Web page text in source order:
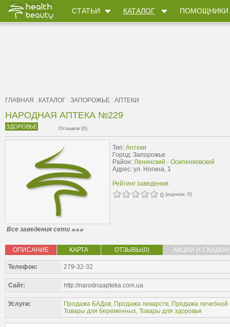
СТАТЬИ КАТАЛОГ ПОМОЩНИКИ
ГЛАВНАЯ : КАТАЛОГ : ЗАПОРОЖЬЕ : АПТЕКИ
НАРОДНАЯ АПТЕКА №229
ЗДОРОВЬЕ Отзывов (0)
Тип: Аптеки
Город: Запорожье
Район: Ленинский - Осипенковский
Адрес: ул. Ногина, 1
Рейтинг заведения:
0 (оценок: 0)
Все заведения сети
ОПИСАНИЕ КАРТА ОТЗЫВЫ(0) АКЦИИ И
Телефон: 279-32-32
Сайт: http://narodnaapteka.com.ua
Услуги: Продажа БАДов, Продажа лекарств, Продажа лечебной
Товары для беременных, Товары для здоровья